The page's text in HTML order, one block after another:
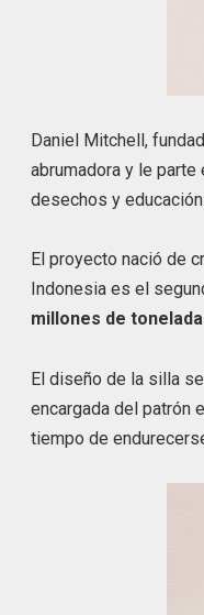
Daniel Mitchell,
abrumadora y le
desechos y
El proyecto nació de
Indonesia es el
millones de
El diseño de la silla
encargada del patrón
tiempo de